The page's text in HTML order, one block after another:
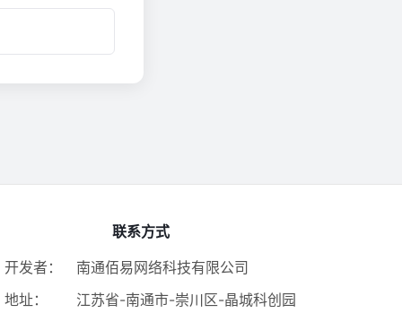
联系方式
开发者：
南通佰易网络科技有限公司
地址：
江苏省-南通市-崇川区-晶城科创园